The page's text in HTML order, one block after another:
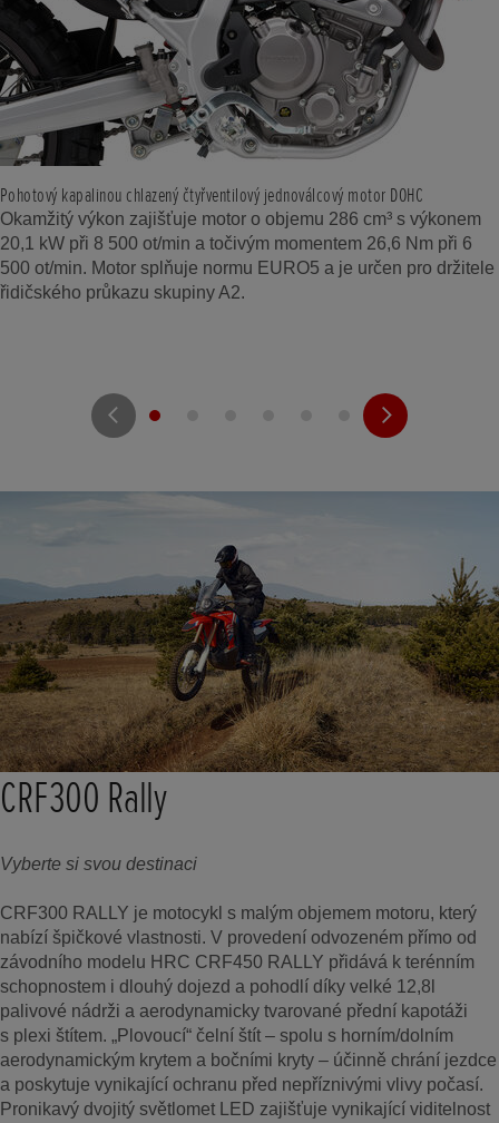
Pohotový kapalinou chlazený čtyřventilový jednoválcový motor DOHC
Okamžitý výkon zajišťuje motor o objemu 286 cm³ s výkonem
20,1 kW při 8 500 ot/min a točivým momentem 26,6 Nm při 6
500 ot/min. Motor splňuje normu EURO5 a je určen pro držitele
řidičského průkazu skupiny A2.
CRF300 Rally
Vyberte si svou destinaci
CRF300 RALLY je motocykl s malým objemem motoru, který
nabízí špičkové vlastnosti. V provedení odvozeném přímo od
závodního modelu HRC CRF450 RALLY přidává k terénním
schopnostem i dlouhý dojezd a pohodlí díky velké 12,8l
palivové nádrži a aerodynamicky tvarované přední kapotáži
s plexi štítem. „Plovoucí“ čelní štít – spolu s horním/dolním
aerodynamickým krytem a bočními kryty – účinně chrání jezdce
a poskytuje vynikající ochranu před nepříznivými vlivy počasí.
Pronikavý dvojitý světlomet LED zajišťuje vynikající viditelnost